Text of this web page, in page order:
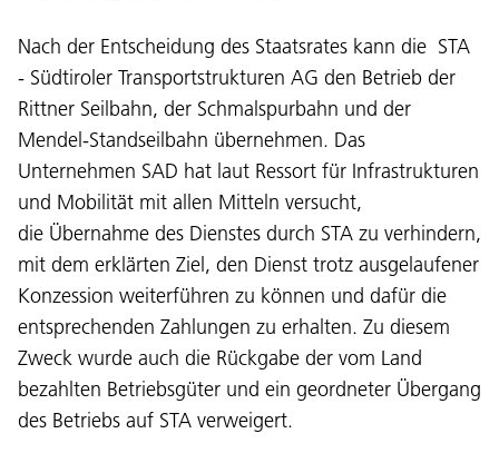
Nach der Entscheidung des Staatsrates kann die STA
- Südtiroler Transportstrukturen AG den Betrieb der
Rittner Seilbahn, der Schmalspurbahn und der
Mendel-Standseilbahn übernehmen. Das
Unternehmen SAD hat laut Ressort für Infrastrukturen
und Mobilität mit allen Mitteln versucht,
die Übernahme des Dienstes durch STA zu verhindern,
mit dem erklärten Ziel, den Dienst trotz ausgelaufener
Konzession weiterführen zu können und dafür die
entsprechenden Zahlungen zu erhalten. Zu diesem
Zweck wurde auch die Rückgabe der vom Land
bezahlten Betriebsgüter und ein geordneter Übergang
des Betriebs auf STA verweigert.